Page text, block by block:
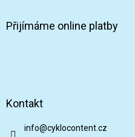
Přijímáme online platby
Kontakt
info@cyklocontent.cz